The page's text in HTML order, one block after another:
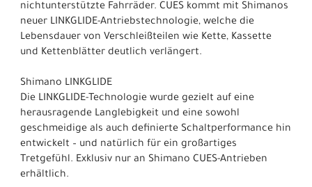
nichtunterstützte Fahrräder. CUES kommt mit Shimanos
neuer LINKGLIDE-Antriebstechnologie, welche die
Lebensdauer von Verschleißteilen wie Kette, Kassette
und Kettenblätter deutlich verlängert.
Shimano LINKGLIDE
Die LINKGLIDE-Technologie wurde gezielt auf eine
herausragende Langlebigkeit und eine sowohl
geschmeidige als auch definierte Schaltperformance hin
entwickelt – und natürlich für ein großartiges
Tretgefühl. Exklusiv nur an Shimano CUES-Antrieben
erhältlich.